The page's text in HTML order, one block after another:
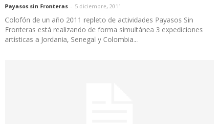
Payasos sin Fronteras - 5 diciembre, 2011
Colofón de un año 2011 repleto de actividades Payasos Sin
Fronteras está realizando de forma simultánea 3 expediciones
artísticas a Jordania, Senegal y Colombia...